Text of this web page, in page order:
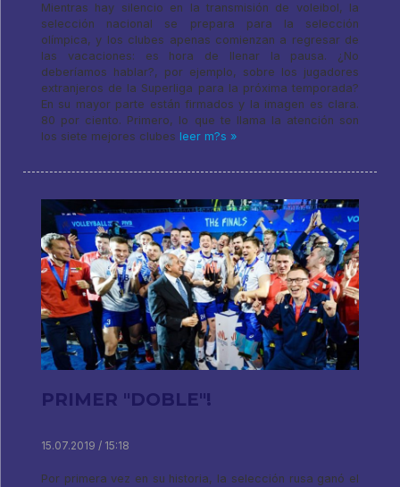
Mientras hay silencio en la transmisión de voleibol, la
selección nacional se prepara para la selección
olímpica, y los clubes apenas comienzan a regresar de
las vacaciones: es hora de llenar la pausa. ¿No
deberíamos hablar?, por ejemplo, sobre los jugadores
extranjeros de la Superliga para la próxima temporada?
En su mayor parte están firmados y la imagen es clara.
80 por ciento. Primero, lo que te llama la atención son
los siete mejores clubes leer m?s »
PRIMER "DOBLE"!
15.07.2019 / 15:18
Por primera vez en su historia, la selección rusa ganó el